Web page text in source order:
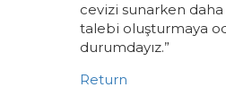
cevizi sunarken
talebi oluşturmaya
durumdayız.”
Return